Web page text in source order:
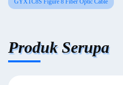
GYXTC8S Figure 8 Fiber Optic Cable
Produk Serupa